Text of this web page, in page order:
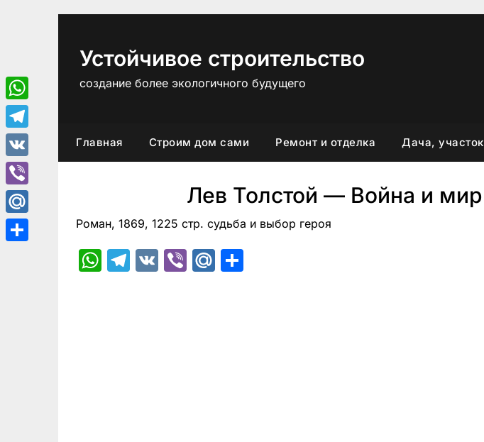
Устойчивое строительство
создание более экологичного будущего
Главная Строим дом сами Ремонт и отделка Дача, участок
Лев Толстой — Война и мир
Роман, 1869, 1225 стр. судьба и выбор героя
WhatsApp
Telegram
VK ViberMail.Ru
WhatsApp
Telegram
VK
Viber
Mail.Ru